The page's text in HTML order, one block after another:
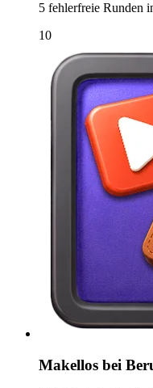
5 fehlerfreie Runden
10
Makellos bei